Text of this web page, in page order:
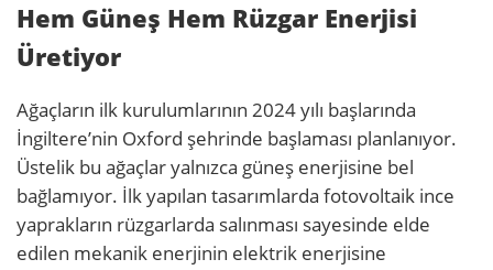
Hem Güneş Hem Rüzgar Enerjisi
Üretiyor
Ağaçların ilk kurulumlarının 2024 yılı başlarında
İngiltere’nin Oxford şehrinde başlaması planlanıyor.
Üstelik bu ağaçlar yalnızca güneş enerjisine bel
bağlamıyor. İlk yapılan tasarımlarda fotovoltaik ince
yaprakların rüzgarlarda salınması sayesinde elde
edilen mekanik enerjinin elektrik enerjisine